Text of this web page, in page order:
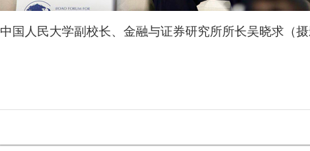
中国人民大学副校长、金融与证券研究所所长吴晓求（摄